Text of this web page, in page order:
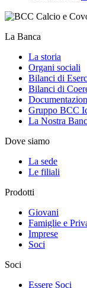
La Banca
La storia
Organi sociali
Bilanci di
Bilanci di
Gruppo BCC
La Nostra
Dove siamo
La sede
Le filiali
Prodotti
Giovani
Famiglie e
Imprese
Soci
Soci
Essere Soci